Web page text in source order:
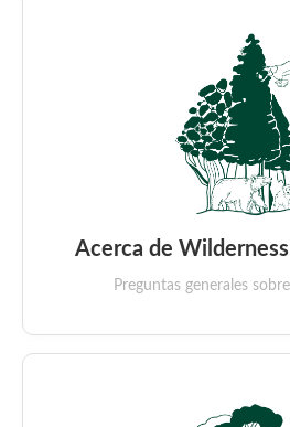
Acerca de
Preguntas generales